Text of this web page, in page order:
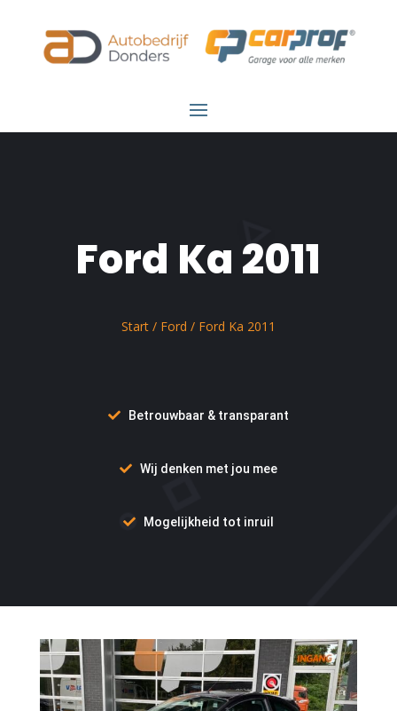
Ford Ka 2011
Start/ Ford / Ford Ka 2011
Betrouwbaar & transparant
Wij denken met jou mee
Mogelijkheid tot inruil